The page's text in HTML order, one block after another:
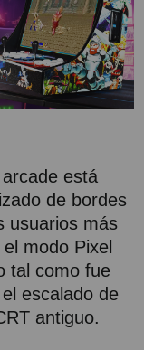
está
de bordes
usuarios más
modo Pixel
tal como fue
escalado de
antiguo.